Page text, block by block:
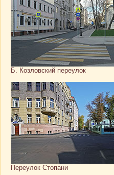
Б. Козловский переулок
Переулок Стопани